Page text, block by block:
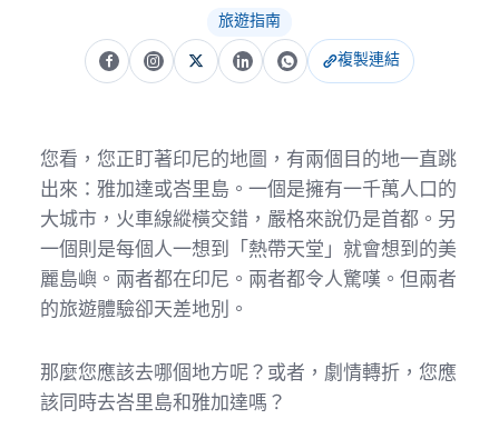
旅遊指南
複製連結
您看，您正盯著印尼的地圖，有兩個目的地一直跳
出來：雅加達或峇里島。一個是擁有一千萬人口的
大城市，火車線縱橫交錯，嚴格來說仍是首都。另
一個則是每個人一想到「熱帶天堂」就會想到的美
麗島嶼。兩者都在印尼。兩者都令人驚嘆。但兩者
的旅遊體驗卻天差地別。
那麼您應該去哪個地方呢？或者，劇情轉折，您應
該同時去峇里島和雅加達嗎？